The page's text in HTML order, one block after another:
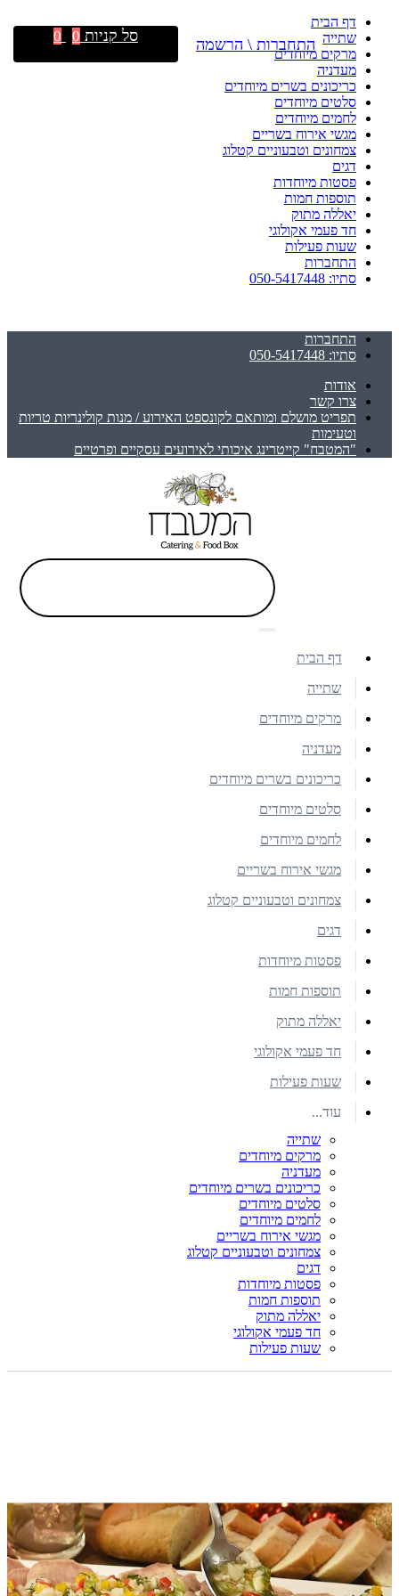
דף הבית
שתייה
מרקים מיוחדים
מעדניה
כריכונים בשרים מיוחדים
סלטים מיוחדים
לחמים מיוחדים
מגשי אירוח בשריים
צמחונים וטבעוניים קטלוג
דגים
פסטות מיוחדות
תוספות חמות
יאללה מתוק
חד פעמי אקולוגי
שעות פעילות
התחברות
סתיו: 050-5417448
התחברות
סתיו: 050-5417448
אודות
צרו קשר
תפריט מושלם ומותאם לקונספט האירוע / מנות קולינריות טריות
וטעימות
"המטבח" קייטרינג איכותי לאירועים עסקיים ופרטיים
התחברות \ הרשמה סל קניות 0
0
דף הבית
שתייה
מרקים מיוחדים
מעדניה
כריכונים בשרים מיוחדים
סלטים מיוחדים
לחמים מיוחדים
מגשי אירוח בשריים
צמחונים וטבעוניים קטלוג
דגים
פסטות מיוחדות
תוספות חמות
יאללה מתוק
חד פעמי אקולוגי
שעות פעילות
עוד...
שתייה
מרקים מיוחדים
מעדניה
כריכונים בשרים מיוחדים
סלטים מיוחדים
לחמים מיוחדים
מגשי אירוח בשריים
צמחונים וטבעוניים קטלוג
דגים
פסטות מיוחדות
תוספות חמות
יאללה מתוק
חד פעמי אקולוגי
שעות פעילות